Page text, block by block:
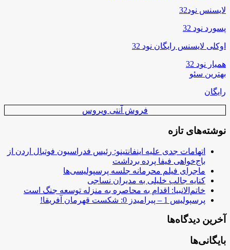
لایسنس نود32
پسورد نود 32
اوکلی لایسنس رایگان نود 32
همیار نود 32
بهترین سئو
رایگان
فروش آنتی ویروس
نوشته‌های تازه
اتهامات جدی علیه اینفانتینو: رئیس فدراسیون فوتبال اردن از
باج‌خواهی فیفا پرده برداشت
ماجرای فیلم محرمانه جلسه پرسپولیسی‌ها
کنایه جالب خلیلی به مدیران نساجی
خاتم‌الانبیا: اقدام به محاصره به منزله توسعه جنگ است
پرسپولیس 1 – پیرامیدز 0: شکست قهرمان آفریقا!
آخرین دیدگاه‌ها
بایگانی‌ها